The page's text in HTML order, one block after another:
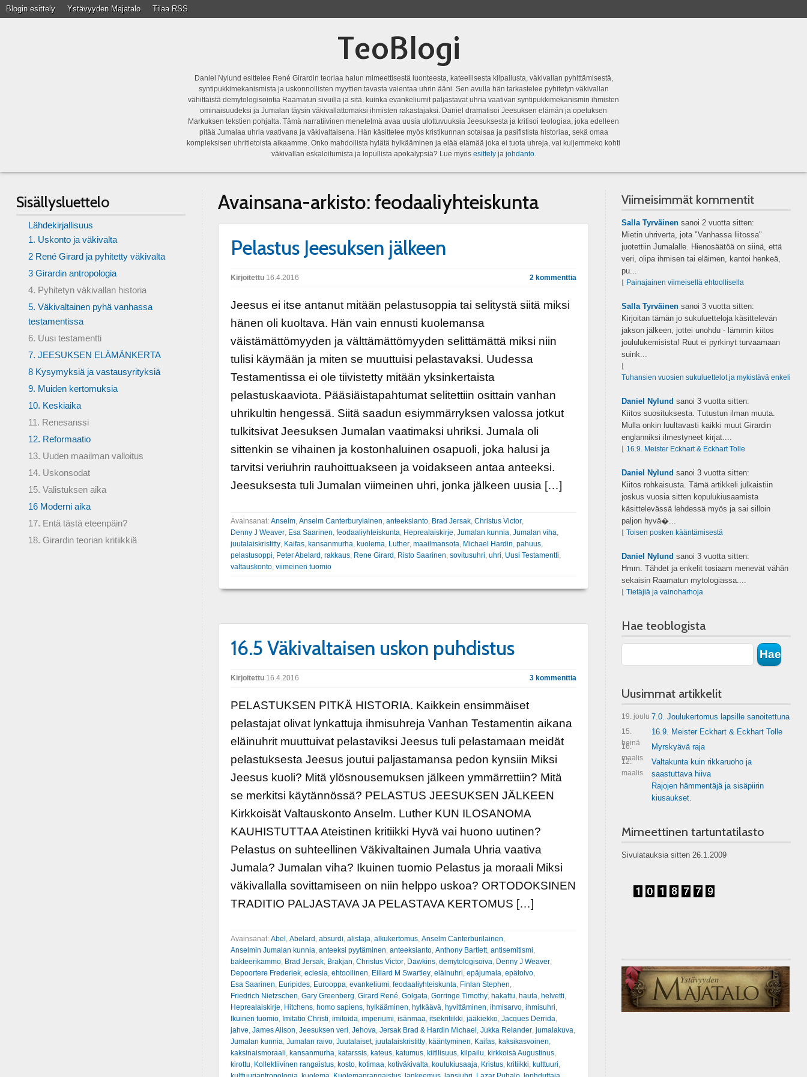
Blogin esittely Ystävyyden Majatalo Tilaa RSS
TeoBlogi
Daniel Nylund esittelee René Girardin teoriaa halun mimeettisestä luonteesta, kateellisesta kilpailusta, väkivallan pyhittämisestä,
syntipukkimekanismista ja uskonnollisten myyttien tavasta vaientaa uhrin ääni. Sen avulla hän tarkastelee pyhitetyn väkivallan
vähittäistä demytologisointia Raamatun sivuilla ja sitä, kuinka evankeliumit paljastavat uhria vaativan syntipukkimekanismin ihmisten
ominaisuudeksi ja Jumalan täysin väkivallattomaksi ihmisten rakastajaksi. Daniel dramatisoi Jeesuksen elämän ja opetuksen
Markuksen tekstien pohjalta. Tämä narratiivinen menetelmä avaa uusia ulottuvuuksia Jeesuksesta ja kritisoi teologiaa, joka edelleen
pitää Jumalaa uhria vaativana ja väkivaltaisena. Hän käsittelee myös kristikunnan sotaisaa ja pasifistista historiaa, sekä omaa
kompleksisen uhritietoista aikaamme. Onko mahdollista hylätä hylkääminen ja elää elämää joka ei tuota uhreja, vai kuljemmeko kohti
väkivallan eskaloitumista ja lopullista apokalypsiä? Lue myös esittelyja johdanto.
Avainsana-arkisto: feodaaliyhteiskunta
Pelastus Jeesuksen jälkeen
Kirjoitettu16.4.2016 2 kommenttia
Jeesus ei itse antanut mitään pelastusoppia tai selitystä siitä miksi
hänen oli kuoltava. Hän vain ennusti kuolemansa
väistämättömyyden ja välttämättömyyden selittämättä miksi niin
tulisi käymään ja miten se muuttuisi pelastavaksi. Uudessa
Testamentissa ei ole tiivistetty mitään yksinkertaista
pelastuskaaviota. Pääsiäistapahtumat selitettiin osittain vanhan
uhrikultin hengessä. Siitä saadun esiymmärryksen valossa jotkut
tulkitsivat Jeesuksen Jumalan vaatimaksi uhriksi. Jumala oli
sittenkin se vihainen ja kostonhaluinen osapuoli, joka halusi ja
tarvitsi veriuhrin rauhoittuakseen ja voidakseen antaa anteeksi.
Jeesuksesta tuli Jumalan viimeinen uhri, jonka jälkeen uusia […]
Avainsanat: Anselm, Anselm Canterburylainen anteeksianto, Brad Jersak, Christus Victor,
Denny J Weaver, Esa Saarinen feodaaliyhteiskunta Heprealaiskirje Jumalan kunnia Jumalan viha
juutalaiskristitty, Kaifas, kansanmurha kuolema Luther, maailmansota Michael Hardin pahuus,
pelastusoppi Peter Abelard rakkaus, Rene Girard Risto Saarinen sovitusuhri uhri Uusi Testamentti
valtauskonto, viimeinen tuomio
16.5 Väkivaltaisen uskon puhdistus
Kirjoitettu16.4.2016 3 kommenttia
PELASTUKSEN PITKÄ HISTORIA. Kaikkein ensimmäiset
pelastajat olivat lynkattuja ihmisuhreja Vanhan Testamentin aikana
eläinuhrit muuttuivat pelastaviksi Jeesus tuli pelastamaan meidät
pelastuksesta Jeesus joutui paljastamansa pedon kynsiin Miksi
Jeesus kuoli? Mitä ylösnousemuksen jälkeen ymmärrettiin? Mitä
se merkitsi käytännössä? PELASTUS JEESUKSEN JÄLKEEN
Kirkkoisät Valtauskonto Anselm. Luther KUN ILOSANOMA
KAUHISTUTTAA Ateistinen kritiikki Hyvä vai huono uutinen?
Pelastus on suhteellinen Väkivaltainen Jumala Uhria vaativa
Jumala? Jumalan viha? Ikuinen tuomio Pelastus ja moraali Miksi
väkivallalla sovittamiseen on niin helppo uskoa? ORTODOKSINEN
TRADITIO PALJASTAVA JA PELASTAVA KERTOMUS […]
Avainsanat: Abel , Abelard , absurdi, alistaja, alkukertomus, Anselm Canterburilainen,
Anselmin Jumalan kunnia, anteeksi pyytäminen, anteeksianto, Anthony Bartlett, antisemitismi,
bakteerikammo, Brad Jersak, Brakjan, Christus Victor, Dawkins, demytologisoiva, Denny J Weaver,
Depoortere Frederiek, eclesia, ehtoollinen, Eillard M Swartley, eläinuhri, epäjumala, epätoivo,
Esa Saarinen, Euripides, Eurooppa, evankeliumi, feodaaliyhteiskunta, Finlan Stephen,
Friedrich Nietzschen, Gary Greenberg, Girard René, Golgata, Gorringe Timothy, hakattu, hauta, helvetti,
Heprealaiskirje, Hitchens, homo sapiens, hylkääminen, hylkäävä, hyvittäminen, ihmisarvo, ihmisuhri,
Ikuinen tuomio, Imitatio Christi, imitoida, imperiumi, isänmaa, itsekritiikki, jääkiekko, Jacques Derrida,
jahve, James Alison, Jeesuksen veri, Jehova, Jersak Brad & Hardin Michael , Jukka Relander, jumalakuva,
Jumalan kunnia, Jumalan raivo, Juutalaiset, juutalaiskristitty, kääntyminen, Kaifas, kaksikasvoinen,
kaksinaismoraali, kansanmurha, katarssis, kateus, katumus, kiitllisuus, kilpailu, kirkkoisä Augustinus,
kirottu, Kollektiivinen rangaistus, kosto, kotimaa, kotiväkivalta, koulukiusaaja, Kristus, kritiikki, kulttuuri,
Sisällysluettelo
Lähdekirjallisuus
1. Uskonto ja väkivalta
2 René Girard ja pyhitetty väkivalta
3 Girardin antropologia
4. Pyhitetyn väkivallan historia
5. Väkivaltainen pyhä vanhassa
testamentissa
6. Uusi testamentti
7. JEESUKSEN ELÄMÄNKERTA
8 Kysymyksiä ja vastausyrityksiä
9. Muiden kertomuksia
10. Keskiaika
11. Renesanssi
12. Reformaatio
13. Uuden maailman valloitus
14. Uskonsodat
15. Valistuksen aika
16 Moderni aika
17. Entä tästä eteenpäin?
18. Girardin teorian kritiikkiä
Viimeisimmät kommentit
Salla Tyrväinensanoi 2 vuotta sitten:
Mietin uhriverta, jota "Vanhassa liitossa"
juotettiin Jumalalle. Hienosäätöä on siinä, että
veri, olipa ihmisen tai eläimen, kantoi henkeä,
pu...
Painajainen viimeisellä ehtoollisella
Salla Tyrväinensanoi 3 vuotta sitten:
Kirjoitan tämän jo sukuluetteloja käsittelevän
jakson jälkeen, jottei unohdu - lämmin kiitos
joululukemisista! Ruut ei pyrkinyt turvaamaan
suink...
Tuhansien vuosien sukuluettelot ja mykistävä enkeli
Daniel Nylund sanoi 3 vuotta sitten:
Kiitos suosituksesta. Tutustun ilman muuta.
Mulla onkin luultavasti kaikki muut Girardin
englanniksi ilmestyneet kirjat....
16.9. Meister Eckhart & Eckhart Tolle
Daniel Nylund sanoi 3 vuotta sitten:
Kiitos rohkaisusta. Tämä artikkeli julkaistiin
joskus vuosia sitten kopulukiusaamista
käsittelevässä lehdessä myös ja sai silloin
paljon hyvä�...
Toisen posken kääntämisestä
Daniel Nylund sanoi 3 vuotta sitten:
Hmm. Tähdet ja enkelit tosiaam menevät vähän
sekaisin Raamatun mytologiassa....
Tietäjiä ja vainoharhoja
Hae teoblogista
Uusimmat artikkelit
19. joulu 7.0. Joulukertomus lapsille sanoitettuna
15.
heinä
16.9. Meister Eckhart & Eckhart Tolle
16.
maalis
Myrskyävä raja
12.
maalis
Valtakunta kuin rikkaruoho ja
saastuttava hiiva
Rajojen hämmentäjä ja sisäpiirin
kiusaukset.
Mimeettinen tartuntatilasto
Sivulatauksia sitten 26.1.2009